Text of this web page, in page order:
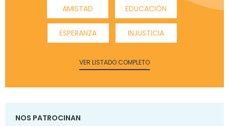
AMISTAD EDUCACIÓN
ESPERANZA INJUSTICIA
VER LISTADO COMPLETO
NOS PATROCINAN